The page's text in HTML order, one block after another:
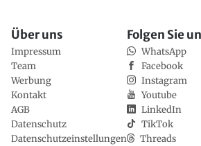
Über uns
Impressum
Team
Werbung
Kontakt
AGB
Datenschutz
Datenschutzeinstellungen
Folgen Sie
WhatsApp
Facebook
Instagram
Youtube
LinkedIn
TikTok
Threads